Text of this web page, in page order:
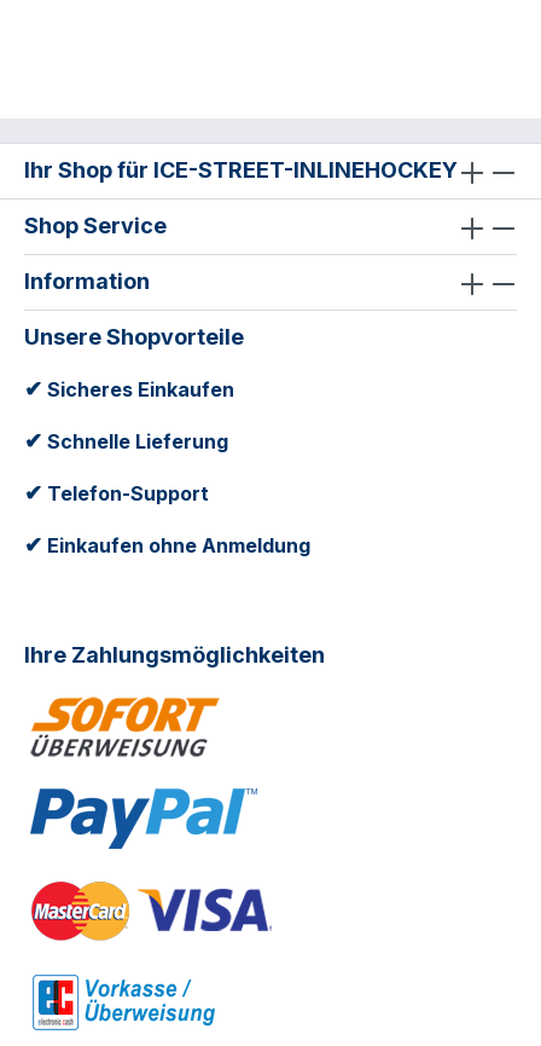
Ihr Shop für ICE-STREET-INLINEHOCKEY
Shop Service
Information
Unsere Shopvorteile
✔ Sicheres Einkaufen
✔ Schnelle Lieferung
✔ Telefon-Support
✔ Einkaufen ohne Anmeldung
Ihre Zahlungsmöglichkeiten